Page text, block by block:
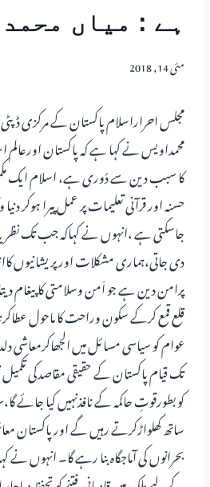
ہے : میاں
مئی 14, 2018
مجلس احراراسلام پاکستان کے مرکزی
محمداویس نے کہا ہے کہ پاکستان
کا سبب دین سے دُوری ہے، اسلام ایک
حسنہ اور قرآنی تعلیمات پر عمل پیرا ہوکر
جاسکتی ہے ،انہوں نے کہاکہ جب تک
دی جاتی،ہماری مشکلات اورپریشانیوں
پرامن دین ہے جو اَمن وسلامتی کا پیغام
قلع قمع کرکے سکون وراحت کا ماحول
عوام کو سیاسی مسائل میں الجھاکرمعاشی
تک قیام پاکستان کے حقیقی مقاصدکی
کو بطورقوتِ حاکمہ کے نافذنہیں کیا جائے
ساتھ کھلواڑکرتے رہیں گے اورپاکستان
بحرانوں کی آماجگاہ بنا رہے گا۔ انہوں نے